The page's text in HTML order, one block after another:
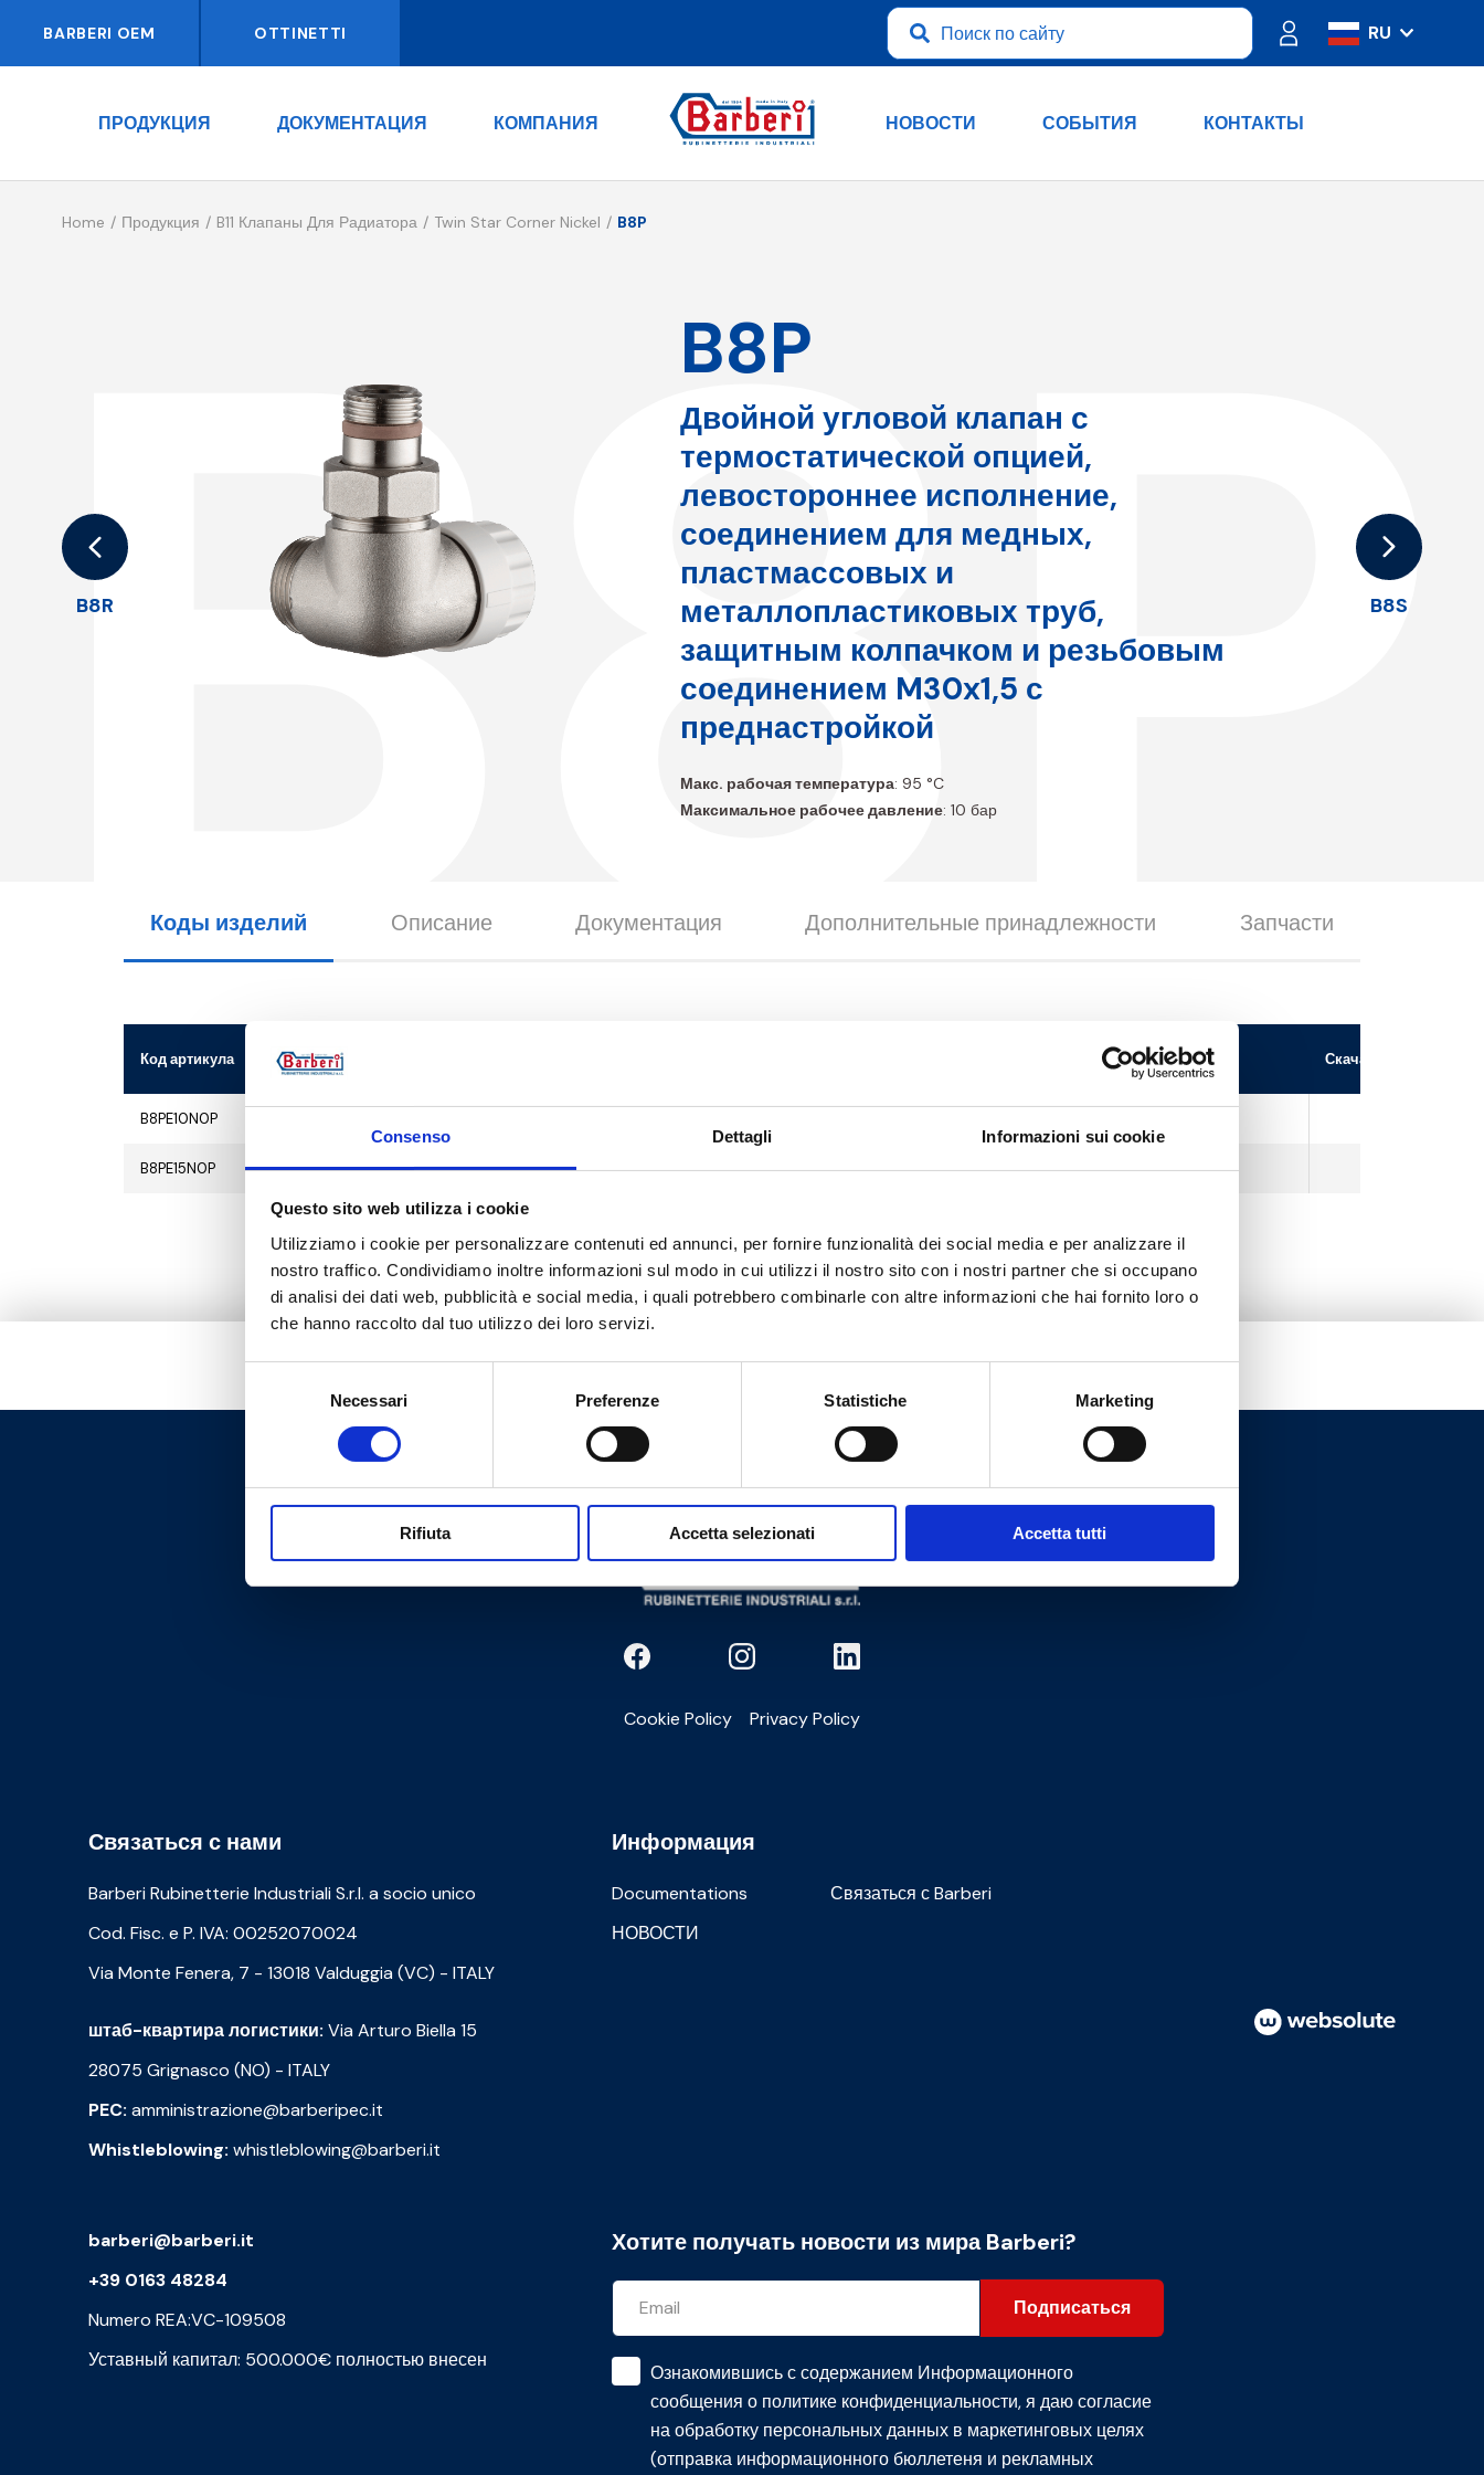
Consenso Dettagli Informazioni sui cookie
Questo sito web utilizza i cookie
Utilizziamo i cookie per personalizzare contenuti ed annunci, per fornire funzionalità dei social media e per analizzare il
nostro traffico. Condividiamo inoltre informazioni sul modo in cui utilizzi il nostro sito con i nostri partner che si occupano
di analisi dei dati web, pubblicità e social media, i quali potrebbero combinarle con altre informazioni che hai fornito loro o
che hanno raccolto dal tuo utilizzo dei loro servizi.
Necessari Preferenze Statistiche Marketing
Rifiuta Accetta selezionati Accetta tutti
BARBERI OEM OTTINETTI
RU
IT
PT
ПРОДУКЦИЯ ДОКУМЕНТАЦИЯ КОМПАНИЯ НОВОСТИ СОБЫТИЯ КОНТАКТЫ
Home Продукция B11 Клапаны Для Радиатора Twin Star Corner Nickel B8P
B8P
B8R B8S
B8P
Двойной угловой клапан с
термостатической опцией,
левостороннее исполнение,
соединением для медных,
пластмассовых и
металлопластиковых труб,
защитным колпачком и резьбовым
соединением M30x1,5 с
преднастройкой
Макс. рабочая температура: 95 °C
Максимальное рабочее давление: 10 бар
Коды изделий Описание Документация Дополнительные принадлежности Запчасти
Код артикула Покрытие Скачать файл 3D
B8PE10N0P
B8PE15N0P 5 50 G 1/2 M G 3/4 EK Пескоструйный никель
Вам нужна помощь?
Cookie Policy Privacy Policy
Связаться с нами
Barberi Rubinetterie Industriali S.r.l. a socio unico
Cod. Fisc. e P. IVA: 00252070024
Via Monte Fenera, 7 - 13018 Valduggia (VC) - ITALY
штаб-квартира логистики: Via Arturo Biella 15
28075 Grignasco (NO) - ITALY
PEC: amministrazione@barberipec.it
Whistleblowing: whistleblowing@barberi.it
Информация
Documentations
Связаться с Barberi
НОВОСТИ
barberi@barberi.it
+39 0163 48284
Numero REA:VC-109508
Уставный капитал: 500.000€ полностью внесен
Хотите получать новости из мира Barberi?
Подписаться
Ознакомившись с содержанием Информационного
сообщения о политике конфиденциальности, я даю согласие
на обработку персональных данных в маркетинговых целях
(отправка информационного бюллетеня и рекламных